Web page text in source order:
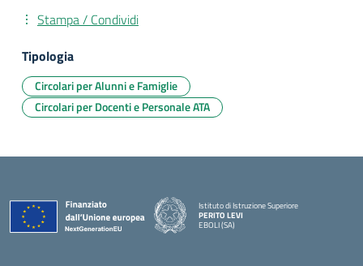
Stampa / Condividi
Tipologia
Circolari per Alunni e Famiglie
Circolari per Docenti e Personale ATA
Istituto di Istruzione Superiore
PERITO LEVI
EBOLI (SA)